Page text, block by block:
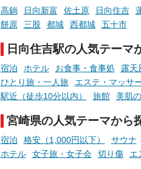
現地取材記事もあわせて紹介し
ていますので、気になる施設は
ぜひチェックして次のおでかけ
ね。
高鍋 日向新富 佐土原 日向住吉
餅原
三股 都城 西都城 五十市
日向住吉駅の人気テーマ
宿泊 ホテル お食事・食事処 露天
ひとり旅・一人旅
エステ・マッサ
駅近（徒歩10分以内）
旅館 美肌
宮崎県の人気テーマから
宿泊 格安（1,000円以下） サウナ
ホテル
女子旅・女子会 切り傷 エ